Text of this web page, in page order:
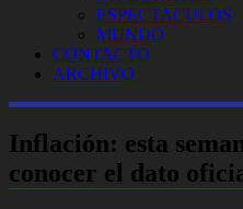
ESPECTACULOS
MUNDO
CONTACTO
ARCHIVO
Inflación: esta
conocer el dato